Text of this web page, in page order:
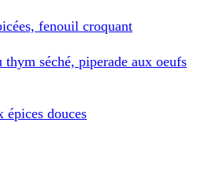
fenouil croquant
thym séché, piperade aux oeufs
épices douces